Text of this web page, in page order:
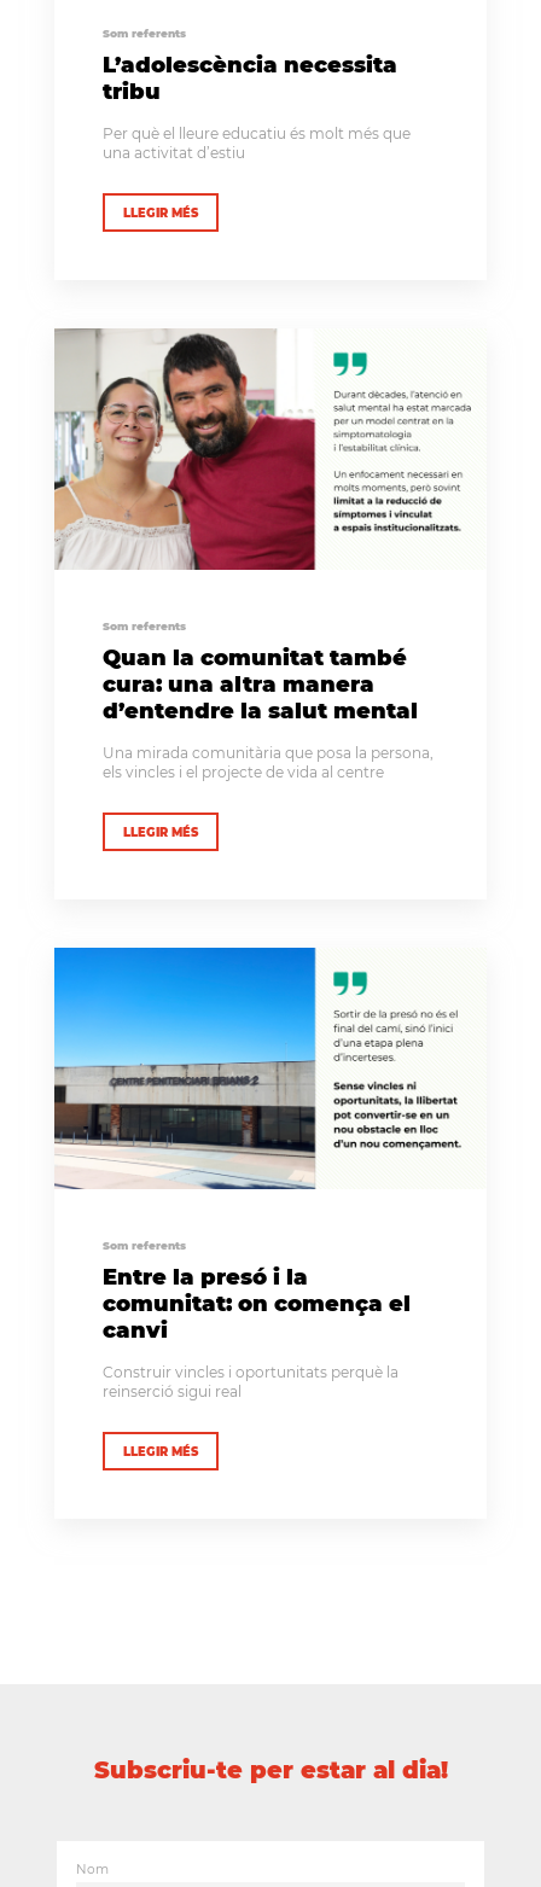
Som referents
L’adolescència necessita
tribu
Per què el lleure educatiu és molt més que
una activitat d’estiu
LLEGIR MÉS
Som referents
Quan la comunitat també
cura: una altra manera
d’entendre la salut mental
Una mirada comunitària que posa la persona,
els vincles i el projecte de vida al centre
LLEGIR MÉS
Som referents
Entre la presó i la
comunitat: on comença el
canvi
Construir vincles i oportunitats perquè la
reinserció sigui real
LLEGIR MÉS
Subscriu-te per estar al dia!
Nom